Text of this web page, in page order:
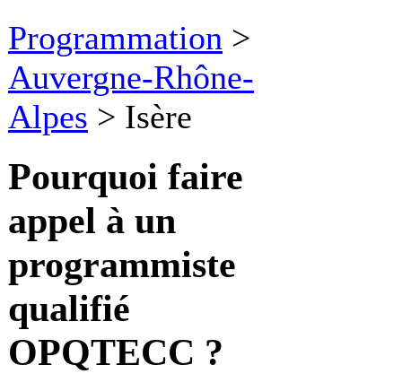
Programmation >
Auvergne-Rhône-
Alpes > Isère
Pourquoi faire
appel à un
programmiste
qualifié
OPQTECC ?